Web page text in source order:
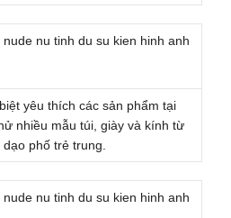
yêu thích các sản phẩm tại
nhiều mẫu túi, giày và kính từ
phố trẻ trung.